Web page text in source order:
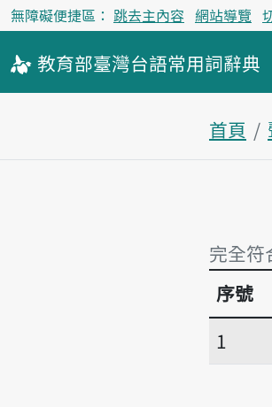
無障礙便捷區： 跳去主內容 網站導覽
教育部臺灣台語常用詞辭典
首頁
完全符
完全
序號
1